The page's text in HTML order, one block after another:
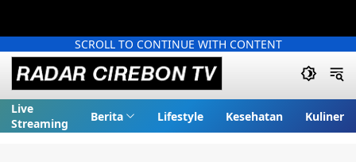
SCROLL TO CONTINUE WITH CONTENT
Live
Streaming
Berita Lifestyle Kesehatan Kuliner